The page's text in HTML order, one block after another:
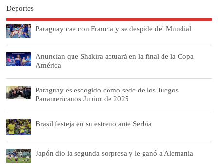
Deportes
Paraguay cae con Francia y se despide del Mundial
Anuncian que Shakira actuará en la final de la Copa
América
Paraguay es escogido como sede de los Juegos
Panamericanos Junior de 2025
Brasil festeja en su estreno ante Serbia
Japón dio la segunda sorpresa y le ganó a Alemania